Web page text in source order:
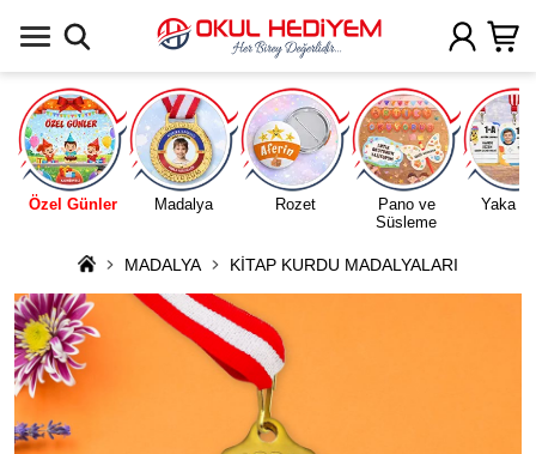
Özel Günler Madalya Rozet
Pano ve
Süsleme
Yaka
MADALYA KİTAP KURDU MADALYALARI
Uygulamada Aç